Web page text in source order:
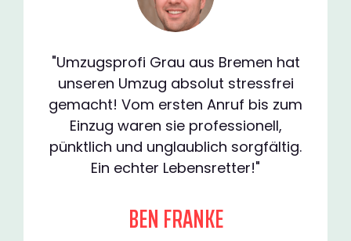
"Umzugsprofi Grau aus Bremen hat
unseren Umzug absolut stressfrei
gemacht! Vom ersten Anruf bis zum
Einzug waren sie professionell,
pünktlich und unglaublich sorgfältig.
Ein echter Lebensretter!"
BEN FRANKE